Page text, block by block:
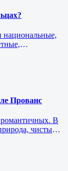
Прованс
романтичных. В
чистый